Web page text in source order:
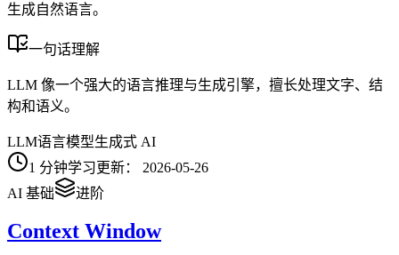
生成自然语言。
一句话理解
LLM 像一个强大的语言推理与生成引擎，擅长处理文字、结
构和语义。
LLM语言模型生成式 AI
1 分钟学习更新：
2026-05-26
AI 基础
进阶
Context Window